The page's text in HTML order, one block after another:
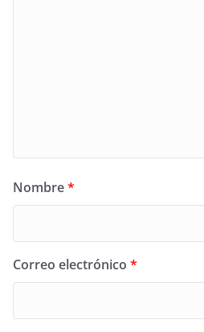
Nombre*
Correo electrónico *